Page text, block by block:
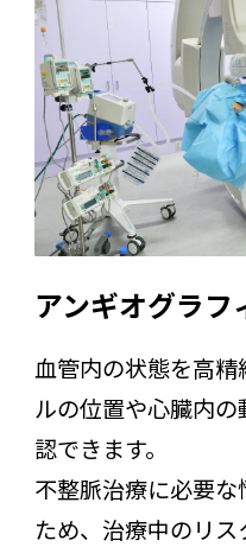
アンギオグラフ
血管内の状態を高
ルの位置や心臓内
認できます。
不整脈治療に必要
ため、治療中のリス